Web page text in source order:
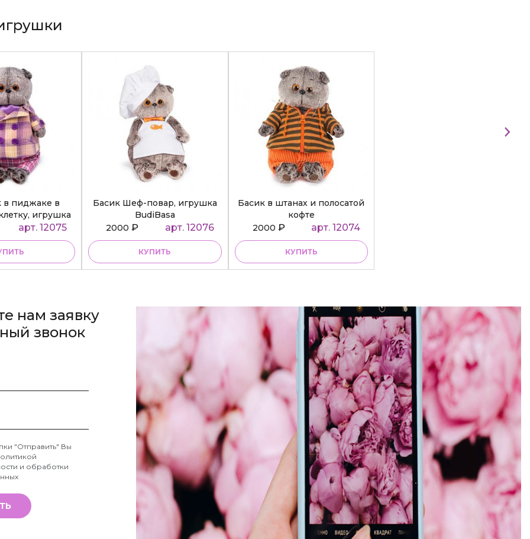
в пиджаке в
игрушка
арт. 12075
Басик Шеф-повар, игрушка
BudiBasa
2000₽ арт. 12076
КУПИТЬ
Басик в штанах и полосатой
кофте
2000 ₽ арт. 12074
КУПИТЬ
нам заявку
звонок
"Отправить" Вы
и обработки